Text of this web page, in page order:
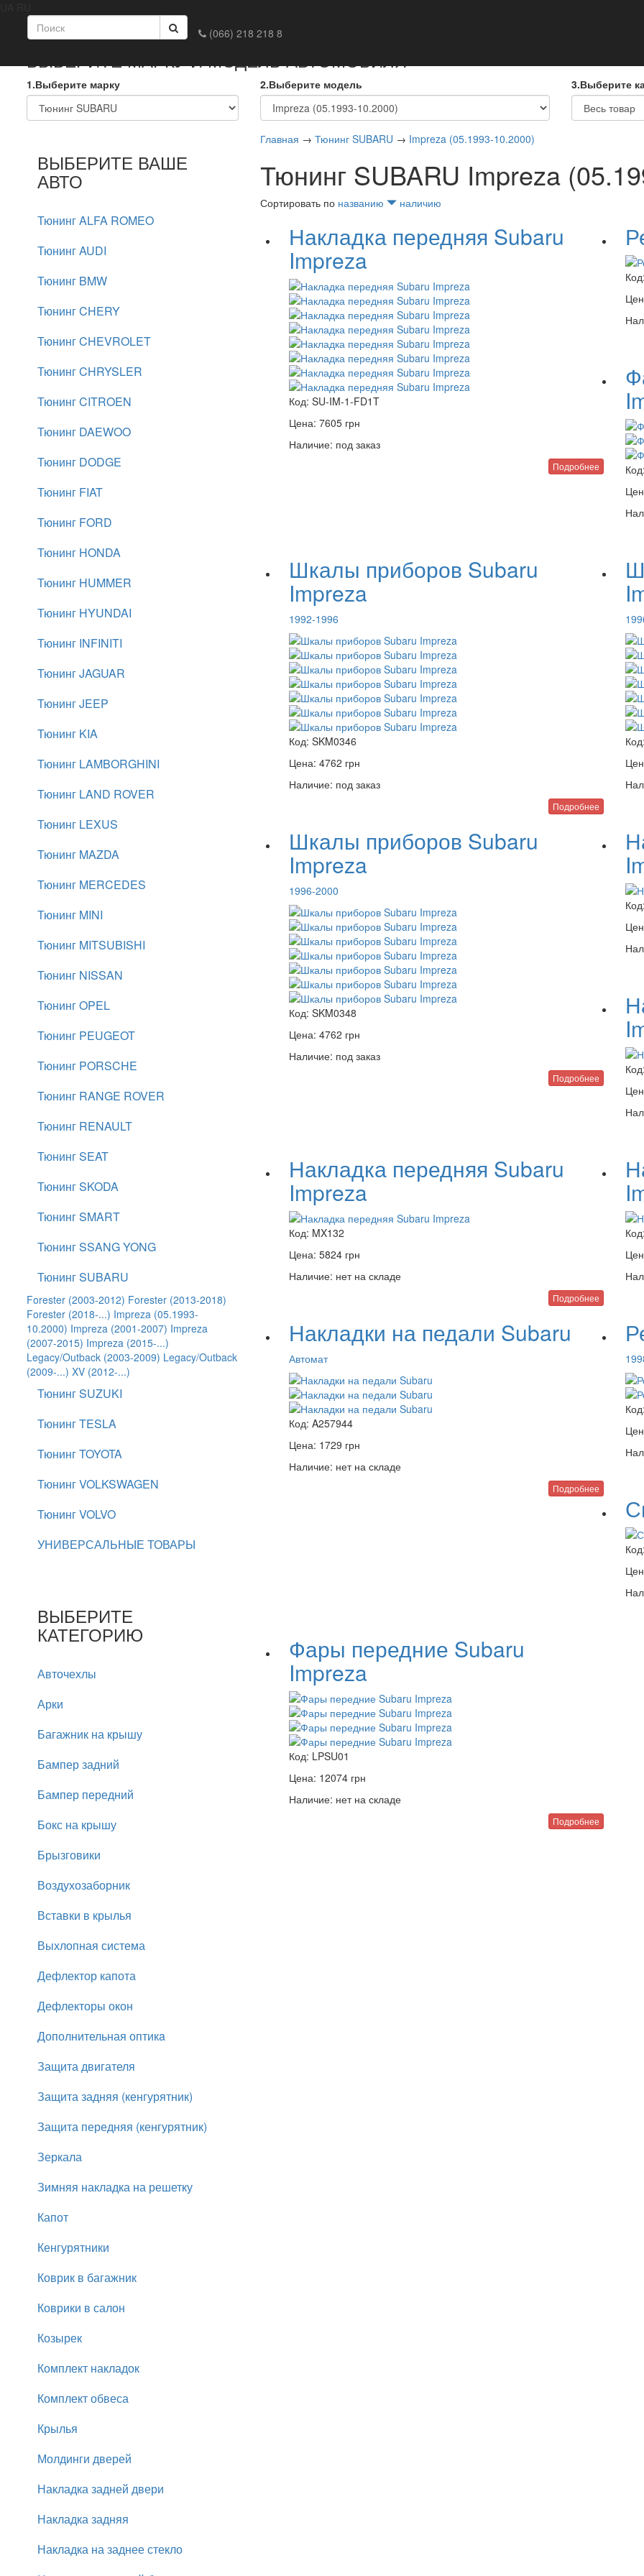
(066) 218 218 8
Главная Обмен и возврат
ВЫБЕРИТЕ МАРКУ И МОДЕЛЬ АВТОМОБИЛЯ
1.Выберите марку 2.Выберите модель 3.Выберите
ВЫБЕРИТЕ ВАШЕ
АВТО
Тюнинг ALFA ROMEO
Тюнинг AUDI
Тюнинг BMW
Тюнинг CHERY
Тюнинг CHEVROLET
Тюнинг CHRYSLER
Тюнинг CITROEN
Тюнинг DAEWOO
Тюнинг DODGE
Тюнинг FIAT
Тюнинг FORD
Тюнинг HONDA
Тюнинг HUMMER
Тюнинг HYUNDAI
Тюнинг INFINITI
Тюнинг JAGUAR
Тюнинг JEEP
Тюнинг KIA
Тюнинг LAMBORGHINI
Тюнинг LAND ROVER
Тюнинг LEXUS
Тюнинг MAZDA
Тюнинг MERCEDES
Тюнинг MINI
Тюнинг MITSUBISHI
Тюнинг NISSAN
Тюнинг OPEL
Тюнинг PEUGEOT
Тюнинг PORSCHE
Тюнинг RANGE ROVER
Тюнинг RENAULT
Тюнинг SEAT
Тюнинг SKODA
Тюнинг SMART
Тюнинг SSANG YONG
Тюнинг SUBARU
Forester (2003-2012) Forester (2013-2018)
Forester (2018-...) Impreza (05.1993-
10.2000) Impreza (2001-2007) Impreza
(2007-2015) Impreza (2015-...)
Legacy/Outback (2003-2009) Legacy/Outback
(2009-...) XV (2012-...)
Тюнинг SUZUKI
Тюнинг TESLA
Тюнинг TOYOTA
Тюнинг VOLKSWAGEN
Тюнинг VOLVO
УНИВЕРСАЛЬНЫЕ ТОВАРЫ
ВЫБЕРИТЕ
КАТЕГОРИЮ
Авточехлы
Арки
Багажник на крышу
Бампер задний
Бампер передний
Бокс на крышу
Брызговики
Воздухозаборник
Вставки в крылья
Выхлопная система
Дефлектор капота
Дефлекторы окон
Дополнительная оптикa
Защита двигателя
Защита задняя (кенгурятник)
Защита передняя (кенгурятник)
Зеркала
Зимняя накладка на решетку
Капот
Кенгурятники
Коврик в багажник
Коврики в салон
Козырек
Комплект накладок
Комплект обвеса
Крылья
Молдинги дверей
Накладка задней двери
Накладка задняя
Накладка на заднее стекло
Главная → Тюнинг SUBARU → Impreza (05.1993-10.2000)
Тюнинг SUBARU Impreza
Сортировать по названию наличию
Накладка передняя Subaru
Impreza
Код: SU-IM-1-FD1T
Цена: 7605 грн
Наличие: под заказ
Подробнее
Код:
Код:
Шкалы приборов Subaru
Impreza
1992-1996
Код: SKM0346
Цена: 4762 грн
Наличие: под заказ
Подробнее
Код:
Шкалы приборов Subaru
Impreza
1996-2000
Код: SKM0348
Цена: 4762 грн
Наличие: под заказ
Подробнее
Код:
Код:
Накладка передняя Subaru
Impreza
Код: MX132
Цена: 5824 грн
Наличие: нет на складе
Подробнее
Код:
Накладки на педали Subaru
Автомат
Код: A257944
Цена: 1729 грн
Наличие: нет на складе
Подробнее
Код:
Код:
Фары передние Subaru
Impreza
Код: LPSU01
Цена: 12074 грн
Наличие: нет на складе
Подробнее